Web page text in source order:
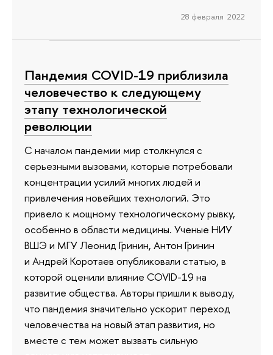
28 февраля 2022
Пандемия COVID-19 приблизила
человечество к следующему
этапу технологической
революции
С началом пандемии мир столкнулся с
серьезными вызовами, которые потребовали
концентрации усилий многих людей и
привлечения новейших технологий. Это
привело к мощному технологическому рывку,
особенно в области медицины. Ученые НИУ
ВШЭ и МГУ Леонид Гринин, Антон Гринин
и Андрей Коротаев опубликовали статью, в
которой оценили влияние COVID-19 на
развитие общества. Авторы пришли к выводу,
что пандемия значительно ускорит переход
человечества на новый этап развития, но
вместе с тем может вызвать сильную